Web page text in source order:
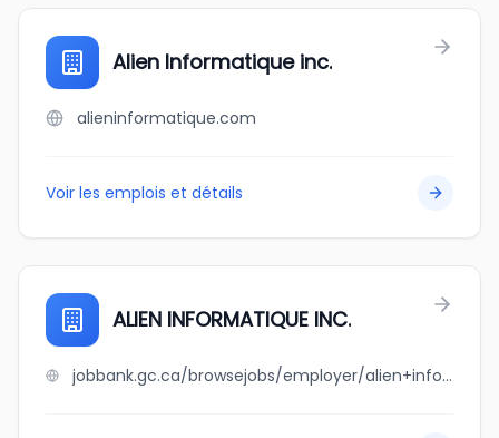
Alien Informatique inc.
alieninformatique.com
Voir les emplois et détails
ALIEN INFORMATIQUE INC.
jobbank.gc.ca/browsejobs/employer/alien+informatique+inc./ca